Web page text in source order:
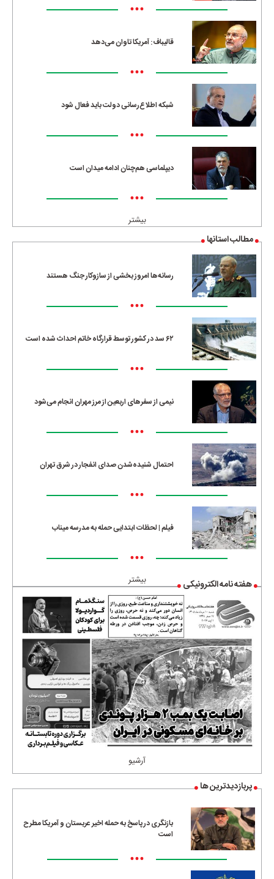
•••
قالیباف: آمریکا تاوان می‌دهد
•••
شبکه اطلاع‌رسانی دولت باید فعال شود
•••
دیپلماسی هم‌چنان ادامه میدان است
•••
بیشتر
مطالب استانها
رسانه‌ها امروز بخشی از سازوکار جنگ هستند
•••
۶۲ سد در کشور توسط قرارگاه خاتم احداث شده است
•••
نیمی از سفرهای اربعین از مرز مهران انجام می‌شود
•••
احتمال شنیده‌شدن صدای انفجار در شرق تهران
•••
فیلم | لحظات ابتدایی حمله به مدرسه میناب
•••
بیشتر هفته نامه الکترونیکی
آرشیو
پربازدیدترین ها
بازنگری در پاسخ به حمله اخیر عربستان و آمریکا مطرح
است
•••